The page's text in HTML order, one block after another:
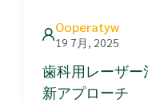
Ooperatyw
19 7月, 2025
歯科用レーザ
新アプローチ